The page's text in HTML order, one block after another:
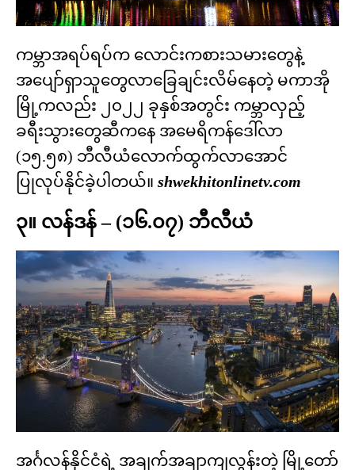
ကမ္ဘာအရပ်ရပ်က လောင်းကစားသမားတွေနဲ့
အပျော်ရှာသူတွေလာခြေချင်းလိမ်နေတဲ့ မကာအို
မြို့ကလည်း ၂၀၂၂ ခုနှစ်အတွင်း ကမ္ဘာလှည့်
ခရီးသွားတွေဆီကနေ အမေရိကန်ဒေါ်လာ
(၁၅.၅၈) ဘီလီယံလောက်ထွက်လာအောင်
ပြုလုပ်နိုင်ခဲ့ပါတယ်။ shwekhitonlinetv.com
၃။ လန်ဒန် – (၁၆.၀၇) ဘီလီယံ
အင်္ဂလန်နိုင်ငံရဲ့ အချက်အချာကျလွန်းတဲ့ မြို့တော်